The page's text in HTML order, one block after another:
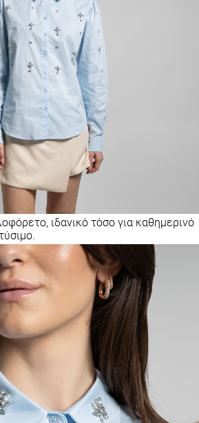
ιδανικό τόσο για καθημερινό